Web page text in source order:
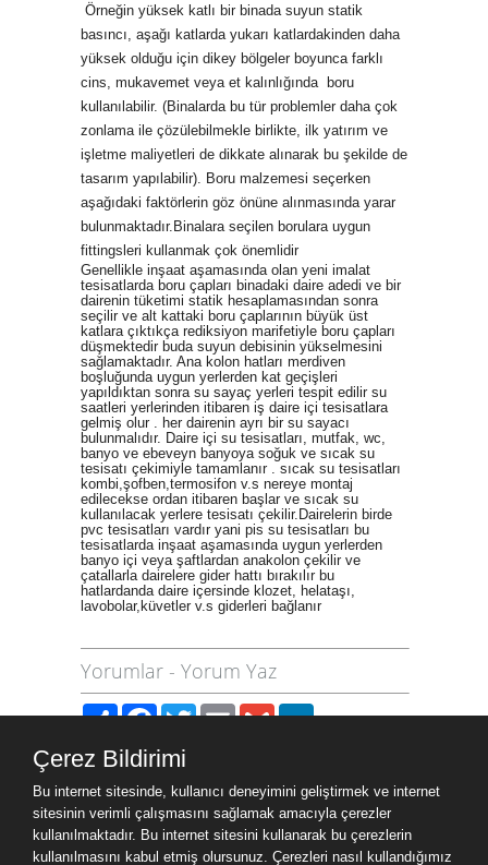
Örneğin yüksek katlı bir binada suyun statik
basıncı, aşağı katlarda yukarı katlardakinden daha
yüksek olduğu için dikey bölgeler boyunca farklı
cins, mukavemet veya et kalınlığında boru
kullanılabilir. (Binalarda bu tür problemler daha çok
zonlama ile çözülebilmekle birlikte, ilk yatırım ve
işletme maliyetleri de dikkate alınarak bu şekilde de
tasarım yapılabilir). Boru malzemesi seçerken
aşağıdaki faktörlerin göz önüne alınmasında yarar
bulunmaktadır.Binalara seçilen borulara uygun
fittingsleri kullanmak çok önemlidir
Genellikle inşaat aşamasında olan yeni imalat
tesisatlarda boru çapları binadaki daire adedi ve bir
dairenin tüketimi statik hesaplamasından sonra
seçilir ve alt kattaki boru çaplarının büyük üst
katlara çıktıkça rediksiyon marifetiyle boru çapları
düşmektedir buda suyun debisinin yükselmesini
sağlamaktadır. Ana kolon hatları merdiven
boşluğunda uygun yerlerden kat geçişleri
yapıldıktan sonra su sayaç yerleri tespit edilir su
saatleri yerlerinden itibaren iş daire içi tesisatlara
gelmiş olur . her dairenin ayrı bir su sayacı
bulunmalıdır. Daire içi su tesisatları, mutfak, wc,
banyo ve ebeveyn banyoya soğuk ve sıcak su
tesisatı çekimiyle tamamlanır . sıcak su tesisatları
kombi,şofben,termosifon v.s nereye montaj
edilecekse ordan itibaren başlar ve sıcak su
kullanılacak yerlere tesisatı çekilir.Dairelerin birde
pvc tesisatları vardır yani pis su tesisatları bu
tesisatlarda inşaat aşamasında uygun yerlerden
banyo içi veya şaftlardan anakolon çekilir ve
çatallarla dairelere gider hattı bırakılır bu
hatlardanda daire içersinde klozet, helataşı,
lavobolar,küvetler v.s giderleri bağlanır
Yorumlar - Yorum Yaz
PaylaşFacebook
TwitterEmailGmailLinkedIn
Site Haritası
Site Haritası
Çerez Bildirimi
Bu internet sitesinde, kullanıcı deneyimini geliştirmek ve internet
sitesinin verimli çalışmasını sağlamak amacıyla çerezler
kullanılmaktadır. Bu internet sitesini kullanarak bu çerezlerin
kullanılmasını kabul etmiş olursunuz. Çerezleri nasıl kullandığımız